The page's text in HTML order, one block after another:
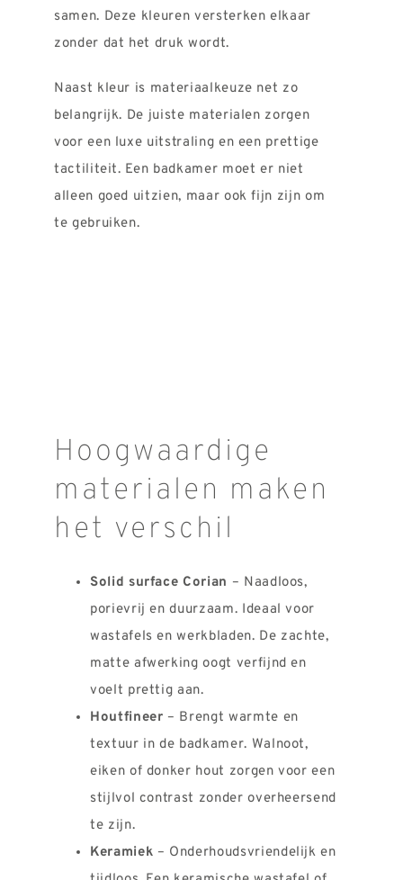
samen. Deze kleuren versterken elkaar
zonder dat het druk wordt.
Naast kleur is materiaalkeuze net zo
belangrijk. De juiste materialen zorgen
voor een luxe uitstraling en een prettige
tactiliteit. Een badkamer moet er niet
alleen goed uitzien, maar ook fijn zijn om
te gebruiken.
Hoogwaardige
materialen maken
het verschil
Solid surface Corian – Naadloos,
porievrij en duurzaam. Ideaal voor
wastafels en werkbladen. De zachte,
matte afwerking oogt verfijnd en
voelt prettig aan.
Houtfineer – Brengt warmte en
textuur in de badkamer. Walnoot,
eiken of donker hout zorgen voor een
stijlvol contrast zonder overheersend
te zijn.
Keramiek – Onderhoudsvriendelijk en